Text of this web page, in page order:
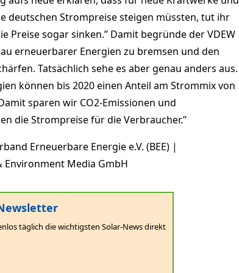
deutschen Strompreise steigen müssten, tut ihr
Preise sogar sinken.” Damit begründe der VDEW
erneuerbarer Energien zu bremsen und den
Tatsächlich sehe es aber genau anders aus.
können bis 2020 einen Anteil am Strommix von
sparen wir CO2-Emissionen und
die Strompreise für die Verbraucher.”
Erneuerbare Energie e.V. (BEE) |
Environment Media GmbH
täglich die wichtigsten Solar-News direkt